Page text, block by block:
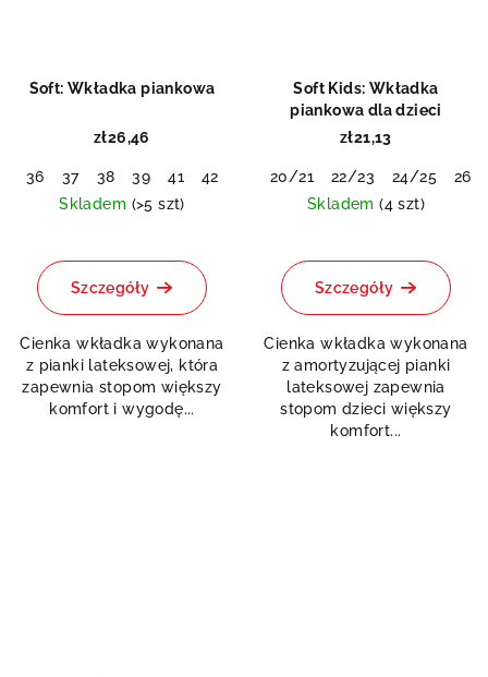
Soft: Wkładka piankowa
zł26,46
36 37 38 39 41 42 44 45 46 47
48
Skladem (>5 szt)
ocena
produktu
na
5
gwiazdek.
Szczegóły
Cienka wkładka wykonana
z pianki lateksowej, która
zapewnia stopom większy
komfort i wygodę...
Soft Kids: Wkładka
piankowa dla dzieci
zł21,13
20/21 22/23 24/25
26/
Skladem(4 szt)
Szczegóły
Cienka wkładka wykonana
z amortyzującej pianki
lateksowej zapewnia
stopom dzieci większy
komfort...